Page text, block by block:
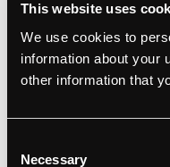
This website uses
We use cookies to
information about your
other information that
Selection
Necessary
Ontwerp: Studio Oker
Code: Grensesnitt